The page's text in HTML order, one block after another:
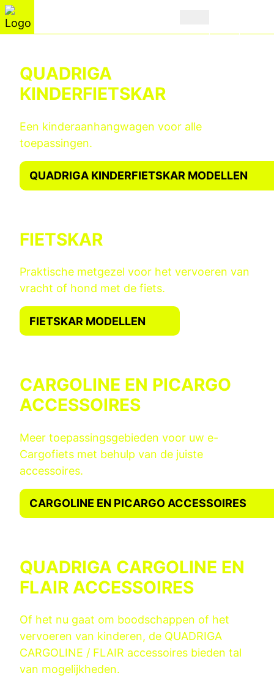
QUADRIGA
KINDERFIETSKAR
Een kinderaanhangwagen voor alle
toepassingen.
QUADRIGA KINDERFIETSKAR MODELLEN
FIETSKAR
Praktische metgezel voor het vervoeren van
vracht of hond met de fiets.
FIETSKAR MODELLEN
CARGOLINE EN PICARGO
ACCESSOIRES
Meer toepassingsgebieden voor uw e-
Cargofiets met behulp van de juiste
accessoires.
CARGOLINE EN PICARGO ACCESSOIRES
QUADRIGA CARGOLINE EN
FLAIR ACCESSOIRES
Of het nu gaat om boodschappen of het
vervoeren van kinderen, de QUADRIGA
CARGOLINE / FLAIR accessoires bieden tal
van mogelijkheden.